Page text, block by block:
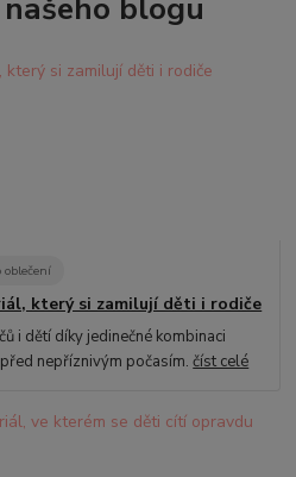
blogu
oblečení
který si zamilují děti i rodiče
i dětí díky jedinečné kombinaci
nepříznivým počasím.číst celé